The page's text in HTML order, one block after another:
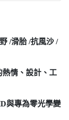
/滑胎 /抗風沙 /
熱情、設計、工
與專為零光學變